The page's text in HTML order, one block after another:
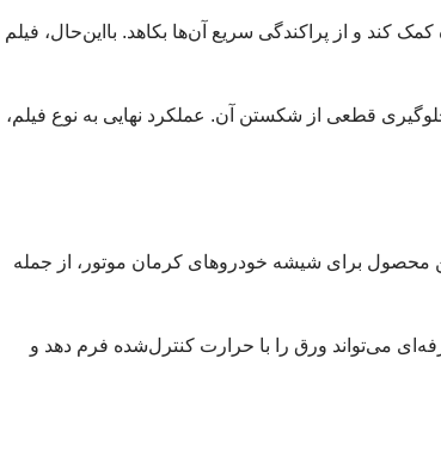
و از پراکندگی سریع آن‌ها بکاهد. بااین‌حال، فیلم
قطعی از شکستن آن. عملکرد نهایی به نوع فیلم،
محصول برای شیشه خودروهای کرمان موتور، از جمله
می‌تواند ورق را با حرارت کنترل‌شده فرم دهد و